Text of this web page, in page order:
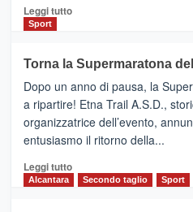
Leggi tuttoLeggi
BROOKS
SuperMaratona
dell’Etna,
presentata
l’edizione
2026
Sport
Torna la Supermaratona
Dopo un anno di pausa, la
a ripartire! Etna Trail A.S.D.,
organizzatrice dell’evento,
entusiasmo il ritorno della...
Leggi tuttoLeggi
Alcantara Secondo taglio Sport